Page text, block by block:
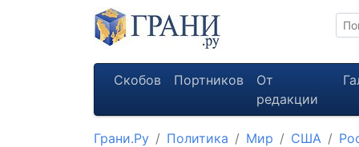
Скобов Портников
От
редакции
Грани.Ру Политика Мир США